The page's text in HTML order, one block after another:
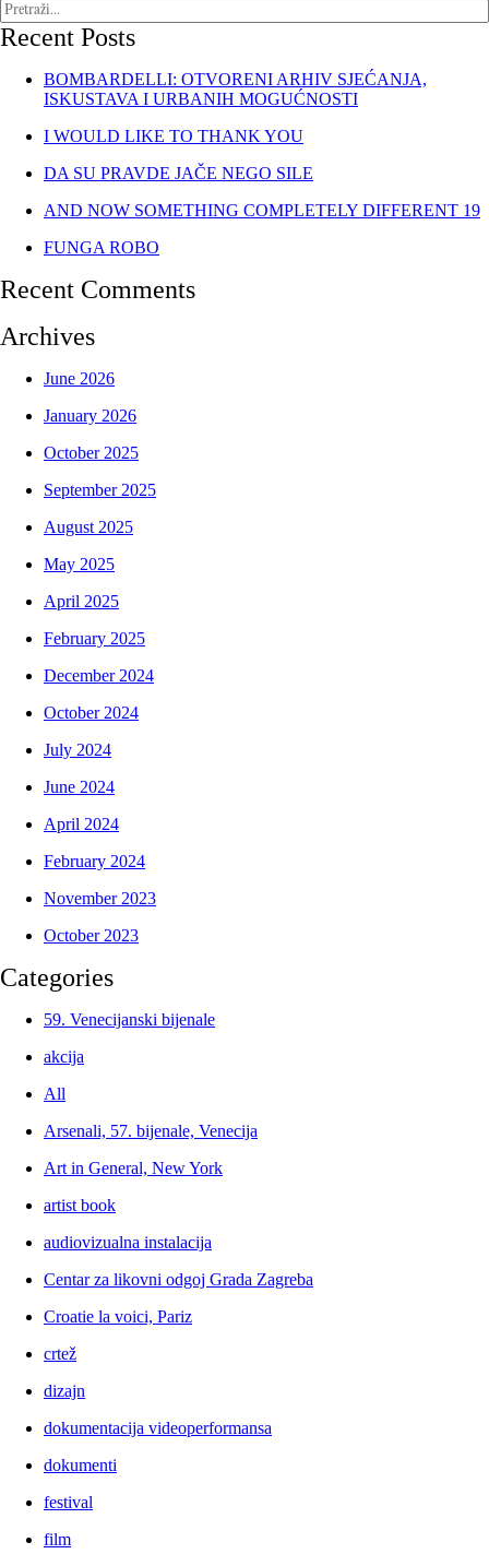
Recent Posts
BOMBARDELLI: OTVORENI ARHIV SJEĆANJA,
ISKUSTAVA I URBANIH MOGUĆNOSTI
I WOULD LIKE TO THANK YOU
DA SU PRAVDE JAČE NEGO SILE
AND NOW SOMETHING COMPLETELY DIFFERENT 19
FUNGA ROBO
Recent Comments
Archives
June 2026
January 2026
October 2025
September 2025
August 2025
May 2025
April 2025
February 2025
December 2024
October 2024
July 2024
June 2024
April 2024
February 2024
November 2023
October 2023
Categories
59. Venecijanski bijenale
akcija
All
Arsenali, 57. bijenale, Venecija
Art in General, New York
artist book
audiovizualna instalacija
Centar za likovni odgoj Grada Zagreba
Croatie la voici, Pariz
crtež
dizajn
dokumentacija videoperformansa
dokumenti
festival
film